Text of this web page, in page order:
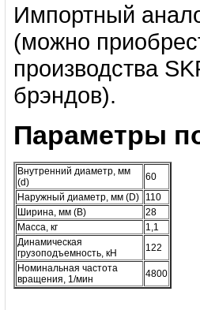
Импортный
(можно
производства
брэндов).
Параметры
Внутренний диаметр, мм
(d)
60
Наружный диаметр, мм (D)
110
Ширина, мм (B)
28
Масса, кг
1,1
Динамическая
грузоподъемность, кН
122
Номинальная частота
вращения, 1/мин
4800